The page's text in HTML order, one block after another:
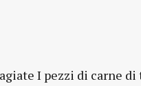
I pezzi di carne di